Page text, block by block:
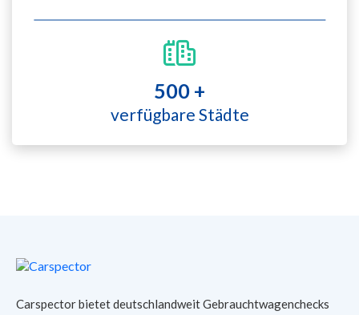
500 +
verfügbare Städte
Carspector bietet deutschlandweit Gebrauchtwagenchecks